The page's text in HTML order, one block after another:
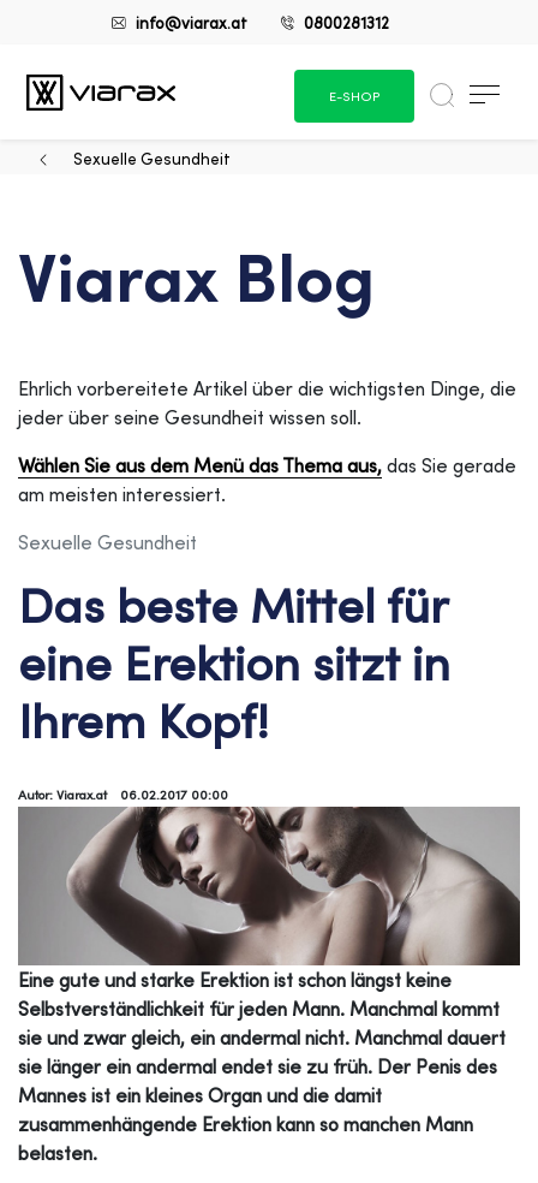
info@viarax.at 0800281312
E-SHOP
Sexuelle Gesundheit
Viarax Blog
Ehrlich vorbereitete Artikel über die wichtigsten Dinge, die
jeder über seine Gesundheit wissen soll.
Wählen Sie aus dem Menü das Thema aus, das Sie gerade
am meisten interessiert.
Sexuelle Gesundheit
Das beste Mittel für
eine Erektion sitzt in
Ihrem Kopf!
Autor: Viarax.at 06.02.2017 00:00
Eine gute und starke Erektion ist schon längst keine
Selbstverständlichkeit für jeden Mann. Manchmal kommt
sie und zwar gleich, ein andermal nicht. Manchmal dauert
sie länger ein andermal endet sie zu früh. Der Penis des
Mannes ist ein kleines Organ und die damit
zusammenhängende Erektion kann so manchen Mann
belasten.